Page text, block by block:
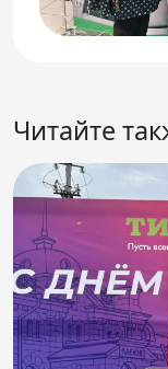
Читайте